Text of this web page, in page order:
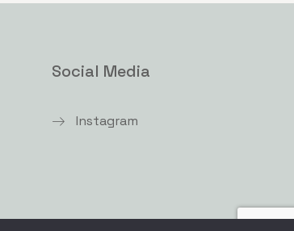
Social Media
Instagram